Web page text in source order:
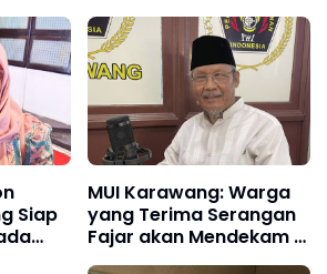
Siap
MUI Karawang: Warga
yang Terima Serangan
Fajar akan Mendekam di
Neraka